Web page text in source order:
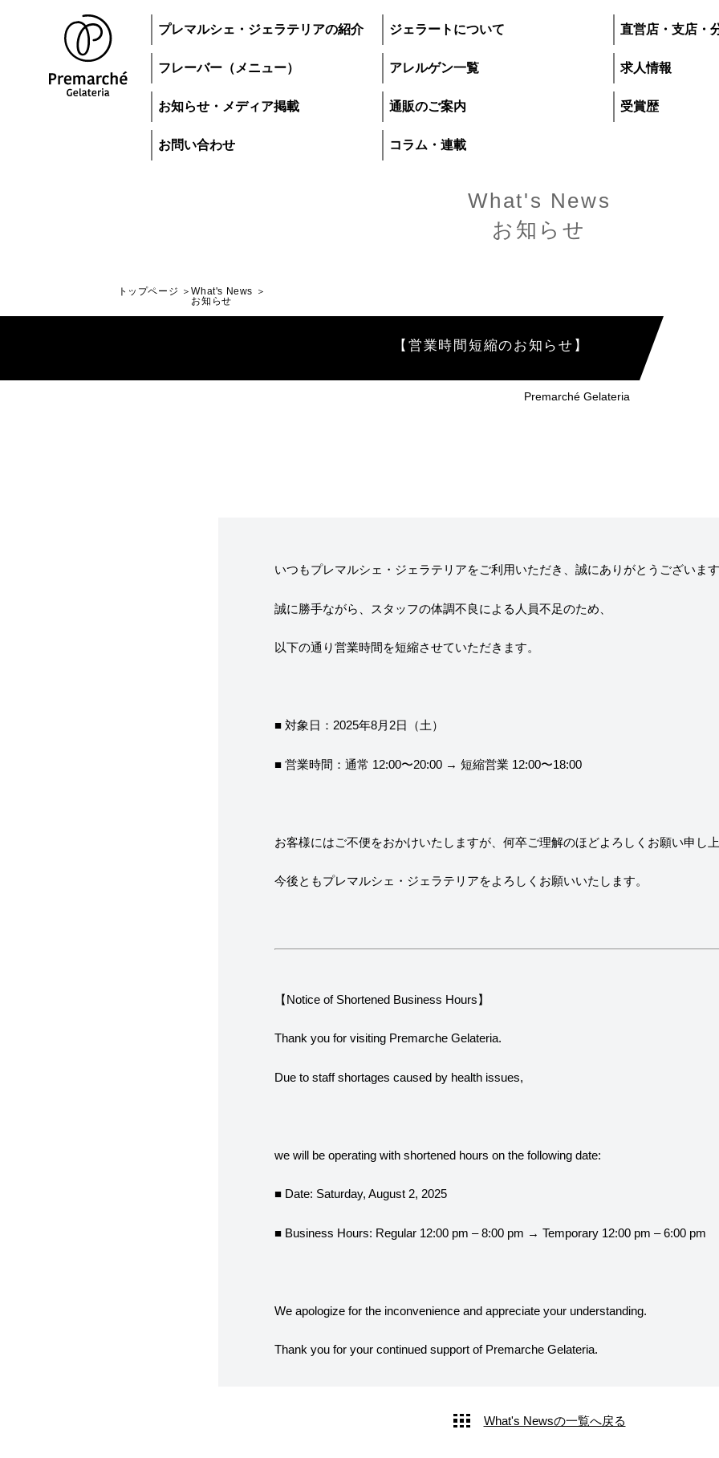
プレマルシェ・ジェラテリアの紹介 ジェラートについて 直営店・支店・
フレーバー（メニュー） アレルゲン一覧 求人情報
お知らせ・メディア掲載 通販のご案内 受賞歴
お問い合わせ コラム・連載
トップページ
直営店・支店・分
求人情報
なぜジェラート作りを始めたのか？ プレマルシェジェ
ヴィーガン・ジェラート・マエストロ® 中川
やジェラテリアスタッフによる話々
What's News
お知らせ
トップページ
What's News
お知らせ
【営業時間短縮のお知らせ】
Premarché Gelateria
いつもプレマルシェ・ジェラテリアをご利用いただき、誠にありがとうございま
誠に勝手ながら、スタッフの体調不良による人員不足のため、
以下の通り営業時間を短縮させていただきます。
■ 対象日：2025年8月2日（土）
■ 営業時間：通常 12:00〜20:00 → 短縮営業 12:00〜18:00
お客様にはご不便をおかけいたしますが、何卒ご理解のほどよろしくお願い申し
今後ともプレマルシェ・ジェラテリアをよろしくお願いいたします。
【Notice of Shortened Business Hours】
Thank you for visiting Premarche Gelateria.
Due to staff shortages caused by health issues,
we will be operating with shortened hours on the following date:
■ Date: Saturday, August 2, 2025
■ Business Hours: Regular 12:00 pm – 8:00 pm → Temporary 12:00 pm – 6:00 pm
We apologize for the inconvenience and appreciate your understanding.
Thank you for your continued support of Premarche Gelateria.
What's Newsの一覧へ戻る